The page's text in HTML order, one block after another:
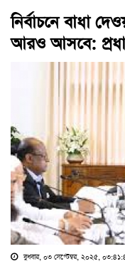
নির্বাচনে বাধা
আরও আসবে:
বুধবার, ০৩ সেপ্টেম্বর, ২০২৫,